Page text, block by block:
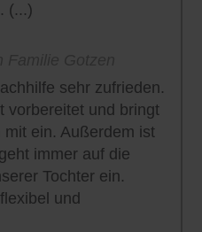
(...)
sehr zufrieden.
vorbereitet und bringt
ein. Außerdem ist
immer auf die
Tochter ein.
und